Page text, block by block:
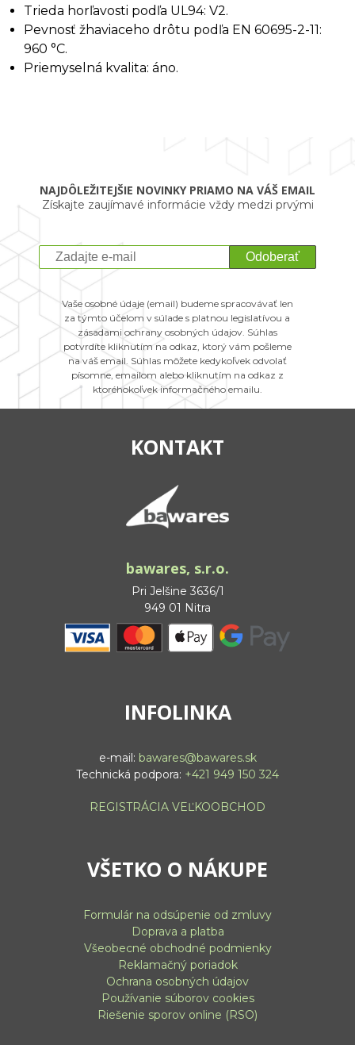
Trieda horľavosti podľa UL94: V2.
Pevnosť žhaviaceho drôtu podľa EN 60695-2-11:
960 °C.
Priemyselná kvalita: áno.
NAJDÔLEŽITEJŠIE NOVINKY PRIAMO NA VÁŠ EMAIL
Získajte zaujímavé informácie vždy medzi prvými
Odoberať
Vaše osobné údaje (email) budeme spracovávať len
za týmto účelom v súlade s platnou legislatívou a
zásadami ochrany osobných údajov. Súhlas
potvrdíte kliknutím na odkaz, ktorý vám pošleme
na váš email. Súhlas môžete kedykoľvek odvolať
písomne, emailom alebo kliknutím na odkaz z
ktoréhokoľvek informačného emailu.
KONTAKT
bawares, s.r.o.
Pri Jelšine 3636/1
949 01 Nitra
INFOLINKA
e-mail: bawares@bawares.sk
Technická podpora: +421 949 150 324
REGISTRÁCIA VEĽKOOBCHOD
VŠETKO O NÁKUPE
Formulár na odsúpenie od zmluvy
Doprava a platba
Všeobecné obchodné podmienky
Reklamačný poriadok
Ochrana osobných údajov
Používanie súborov cookies
Riešenie sporov online (RSO)